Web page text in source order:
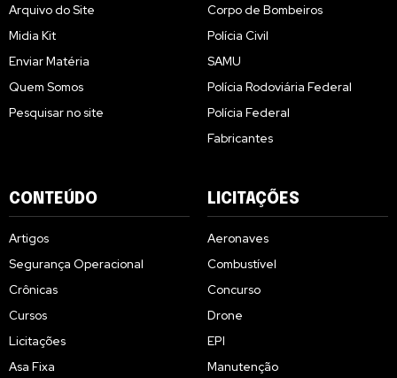
Arquivo do Site
Midia Kit
Enviar Matéria
Quem Somos
Pesquisar no site
Corpo de Bombeiros
Polícia Civil
SAMU
Polícia Rodoviária Federal
Polícia Federal
Fabricantes
CONTEÚDO
Artigos
Segurança Operacional
Crônicas
Cursos
Licitações
Asa Fixa
LICITAÇÕES
Aeronaves
Combustível
Concurso
Drone
EPI
Manutenção